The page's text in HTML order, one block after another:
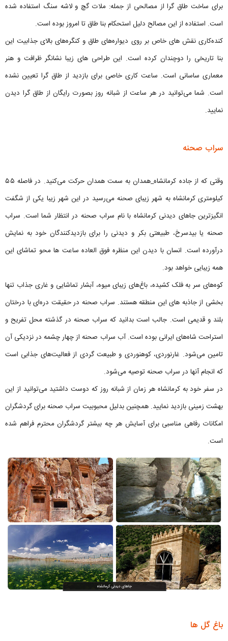
برای ساخت طاق گرا از مصالحی از جمله: ملات گچ و لاشه سنگ استفاده شده
است. استفاده از این مصالح دلیل استحکام بنا طاق تا امروز بوده است.
کنده‌کاری نقش های خاص بر روی دیواره‌های طاق و کنگره‌های بالای جذابیت این
بنا تاریخی را دوچندان کرده است. این طراحی های زیبا نشانگر ظرافت و هنر
معماری ساسانی است. ساعت کاری خاصی برای بازدید از طاق گرا تعیین نشده
است. شما می‌توانید در هر ساعت از شبانه روز بصورت رایگان از طاق گرا دیدن
نمایید.
سراب صحنه
وقتی که از جاده کرمانشاه_همدان به سمت همدان حرکت می‌کنید. در فاصله ۵۵
کیلومتری کرمانشاه به شهر زیبای صحنه می‌رسید در این شهر زیبا یکی از شگفت
انگیزترین جاهای دیدنی کرمانشاه با نام سراب صحنه در انتظار شما است. سراب
صحنه یا بیدسرخ، طبیعتی بکر و دیدنی را برای بازدیدکنندگان خود به نمایش
درآورده است. انسان با دیدن این منظره فوق العاده ساعت ها محو تماشای این
همه زیبایی خواهد بود.
کوه‌های سر به فلک کشیده، باغ‌های زیبای میوه، آبشار تماشایی و غاری جذاب تنها
بخشی از جاذبه های این منطقه هستند. سراب صحنه در حقیقت دره‌ای با درختان
بلند و قدیمی است. جالب است بدانید که سراب صحنه در گذشته محل تفریح و
استراحت شاه‌های ایرانی بوده است. آب سراب صحنه از چهار چشمه در نزدیکی آن
تامین می‌شود. غارنوردی، کوهنوردی و طبیعت گردی از فعالیت‌های جذابی است
که انجام آنها در سراب صحنه توصیه می‌شود.
در سفر خود به کرمانشاه هر زمان از شبانه روز که دوست داشتید می‌توانید از این
بهشت زمینی بازدید نمایید. همچنین بدلیل محبوبیت سراب صحنه برای گردشگران
امکانات رفاهی مناسبی برای آسایش هر چه بیشتر گردشگران محترم فراهم شده
است.
باغ گل ها